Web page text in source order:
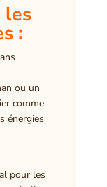
les
:
ou un
comme
énergies
pour les